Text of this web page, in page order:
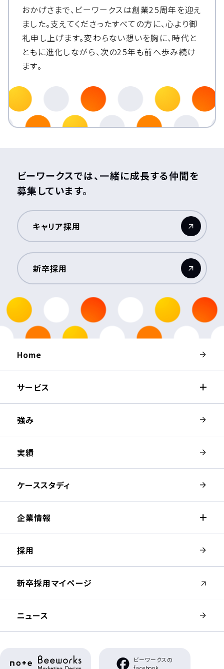
おかげさまで、ビーワークスは創業25周年を迎え
ました。支えてくださったすべての方に、心より御
礼申し上げます。変わらない想いを胸に、時代と
ともに進化しながら、次の25年も前へ歩み続け
ます。
ビーワークスでは、一緒に成長する仲間を
募集しています。
キャリア採用
（新しいウィンドウが開きます）
新卒採用
（新しいウィンドウが開きます）
Home
サービス
強み
実績
ケーススタディ
企業情報
採用
新卒採用マイページ
（新しいウィンドウが開きます）
ニュース
（新しいウィンドウが開きます）
ビーワークスの